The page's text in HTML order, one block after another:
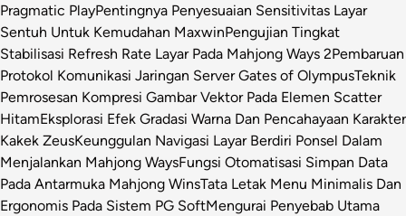
Pragmatic PlayPentingnya Penyesuaian Sensitivitas Layar
Sentuh Untuk Kemudahan MaxwinPengujian Tingkat
Stabilisasi Refresh Rate Layar Pada Mahjong Ways 2Pembaruan
Protokol Komunikasi Jaringan Server Gates of OlympusTeknik
Pemrosesan Kompresi Gambar Vektor Pada Elemen Scatter
HitamEksplorasi Efek Gradasi Warna Dan Pencahayaan Karakter
Kakek ZeusKeunggulan Navigasi Layar Berdiri Ponsel Dalam
Menjalankan Mahjong WaysFungsi Otomatisasi Simpan Data
Pada Antarmuka Mahjong WinsTata Letak Menu Minimalis Dan
Ergonomis Pada Sistem PG SoftMengurai Penyebab Utama